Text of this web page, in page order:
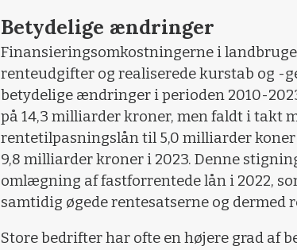
Betydelige ændringer
Finansieringsomkostningerne i
renteudgifter og realiserede kurstab og -
betydelige ændringer i perioden 2010-
på 14,3 milliarder kroner, men faldt i takt
rentetilpasningslån til 5,0 milliarder koner
9,8 milliarder kroner i 2023. Denne
omlægning af fastforrentede lån i 2022,
samtidig øgede rentesatserne og dermed
Store bedrifter har ofte en højere grad af